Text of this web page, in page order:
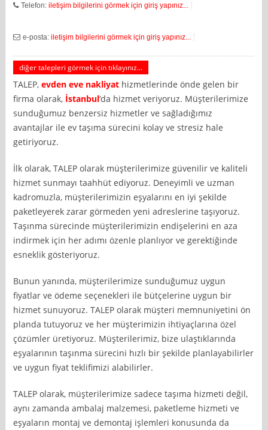
Telefon:iletişim bilgilerini görmek için giriş yapınız...
e-posta:iletişim bilgilerini görmek için giriş yapınız...
diğer talepleri görmek için tıklayınız...
TALEP,evden eve nakliyat hizmetlerinde önde gelen bir
firma olarak, İstanbul‘da hizmet veriyoruz. Müşterilerimize
sunduğumuz benzersiz hizmetler ve sağladığımız
avantajlar ile ev taşıma sürecini kolay ve stresiz hale
getiriyoruz.
İlk olarak, TALEP olarak müşterilerimize güvenilir ve kaliteli
hizmet sunmayı taahhüt ediyoruz. Deneyimli ve uzman
kadromuzla, müşterilerimizin eşyalarını en iyi şekilde
paketleyerek zarar görmeden yeni adreslerine taşıyoruz.
Taşınma sürecinde müşterilerimizin endişelerini en aza
indirmek için her adımı özenle planlıyor ve gerektiğinde
esneklik gösteriyoruz.
Bunun yanında, müşterilerimize sunduğumuz uygun
fiyatlar ve ödeme seçenekleri ile bütçelerine uygun bir
hizmet sunuyoruz. TALEP olarak müşteri memnuniyetini ön
planda tutuyoruz ve her müşterimizin ihtiyaçlarına özel
çözümler üretiyoruz. Müşterilerimiz, bize ulaştıklarında
eşyalarının taşınma sürecini hızlı bir şekilde planlayabilirler
ve uygun fiyat teklifimizi alabilirler.
TALEP olarak, müşterilerimize sadece taşıma hizmeti değil,
aynı zamanda ambalaj malzemesi, paketleme hizmeti ve
eşyaların montaj ve demontaj işlemleri konusunda da